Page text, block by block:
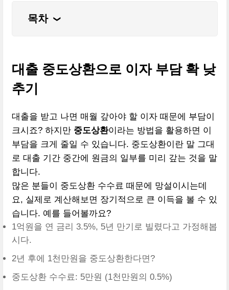
목차 ❮
대출 중도상환으로 이자 부담 확 낮
추기
대출을 받고 나면 매월 갚아야 할 이자 때문에 부담이
크시죠? 하지만 중도상환이라는 방법을 활용하면 이
부담을 크게 줄일 수 있습니다. 중도상환이란 말 그대
로 대출 기간 중간에 원금의 일부를 미리 갚는 것을 말
합니다.
많은 분들이 중도상환 수수료 때문에 망설이시는데
요, 실제로 계산해보면 장기적으로 큰 이득을 볼 수 있
습니다. 예를 들어볼까요?
1억원을 연 금리 3.5%, 5년 만기로 빌렸다고 가정해봅
시다.
2년 후에 1천만원을 중도상환한다면?
중도상환 수수료: 5만원 (1천만원의 0.5%)